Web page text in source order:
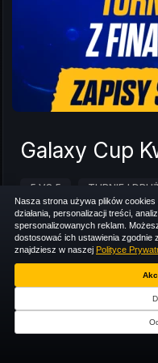
Galaxy Cup
5 VS 5 TURNIEJ
Nasza strona używa plików
działania, personalizacji treści,
spersonalizowanych reklam.
dostosować ich ustawienia zgodnie
znajdziesz w naszej Polityce